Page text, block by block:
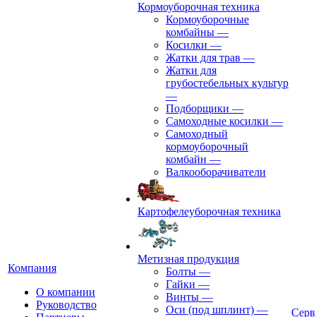
Компания
О компании
Руководство
Кормоуборочная техника
Кормоуборочные
комбайны —
Косилки —
Жатки для трав —
Жатки для
грубостебельных культур
—
Подборщики —
Самоходные косилки —
Самоходный
кормоуборочный
комбайн —
Валкооборачиватели
Картофелеуборочная техника
Метизная продукция
Болты —
Гайки —
Винты —
Оси (под шплинт) —